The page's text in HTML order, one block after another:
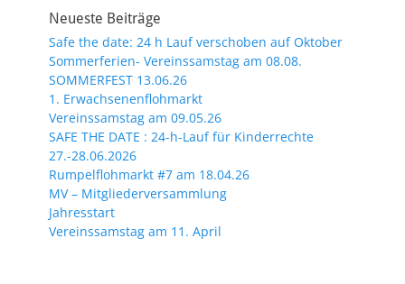
Neueste Beiträge
Safe the date: 24 h Lauf verschoben auf Oktober
Sommerferien- Vereinssamstag am 08.08.
SOMMERFEST 13.06.26
1. Erwachsenenflohmarkt
Vereinssamstag am 09.05.26
SAFE THE DATE : 24-h-Lauf für Kinderrechte
27.-28.06.2026
Rumpelflohmarkt #7 am 18.04.26
MV – Mitgliederversammlung
Jahresstart
Vereinssamstag am 11. April